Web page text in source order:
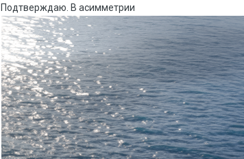
Подтверждаю. В асимметрии